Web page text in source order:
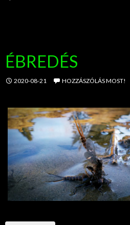
ÉBREDÉS
2020-08-21 HOZZÁSZÓLÁS MOST!